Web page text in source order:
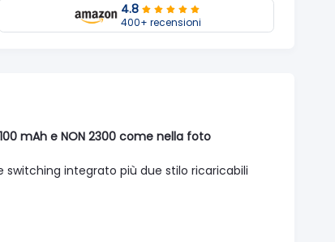
4.8
400+ recensioni
mAh e NON 2300 come nella foto
integrato più due stilo ricaricabili